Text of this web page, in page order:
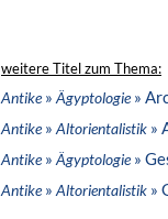
weitere Titel zum Thema:
Antike» Ägyptologie»
Antike» Altorientalistik »
Antike» Ägyptologie»
Antike» Altorientalistik »